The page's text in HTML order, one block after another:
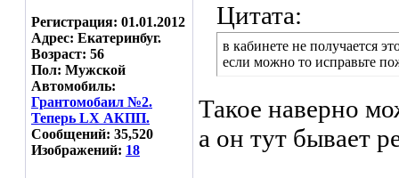
Регистрация: 01.01.2012
Адрес: Екатеринбуг.
Возраст: 56
Пол: Мужской
Автомобиль:
Грантомобаил №2.
Теперь LX АКПП.
Сообщений: 35,520
Изображений: 18
Цитата:
в кабинете не получается
если можно то исправьте
Такое наверно
а он тут бывает